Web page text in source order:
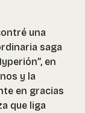
una
saga
en
y la
en gracias
que liga